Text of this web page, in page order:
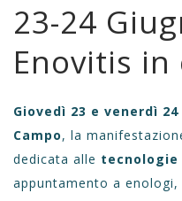
23-24
Enovitis in
Giovedì 23 e venerdì
Campo, la
dedicata alle
appuntamento a